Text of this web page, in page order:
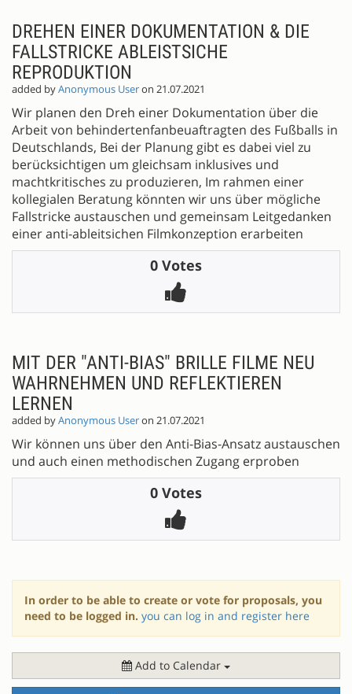
DREHEN EINER DOKUMENTATION & DIE
FALLSTRICKE ABLEISTSICHE
REPRODUKTION
added byAnonymous Useron 21.07.2021
Wir planen den Dreh einer Dokumentation über die
Arbeit von behindertenfanbeuaftragten des Fußballs in
Deutschlands, Bei der Planung gibt es dabei viel zu
berücksichtigen um gleichsam inklusives und
machtkritisches zu produzieren, Im rahmen einer
kollegialen Beratung könnten wir uns über mögliche
Fallstricke austauschen und gemeinsam Leitgedanken
einer anti-ableitsichen Filmkonzeption erarbeiten
0 Votes
MIT DER "ANTI-BIAS" BRILLE FILME NEU
WAHRNEHMEN UND REFLEKTIEREN
LERNEN
added byAnonymous Useron 21.07.2021
Wir können uns über den Anti-Bias-Ansatz austauschen
und auch einen methodischen Zugang erproben
0 Votes
In order to be able to create or vote for proposals, you
need to be logged in. you can log in and register here
Add to Calendar